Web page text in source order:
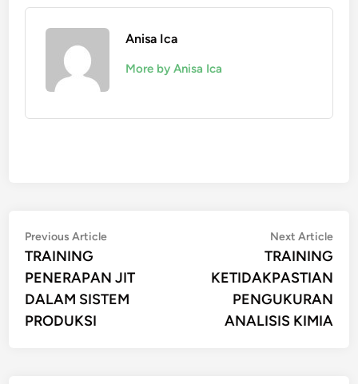
Anisa Ica
More by Anisa Ica
Post
navigation
Previous ArticlePrevious
TRAINING
PENERAPAN JIT
DALAM SISTEM
PRODUKSI
Next Article
TRAINING
KETIDAKPASTIAN
PENGUKURAN
ANALISIS KIMIA